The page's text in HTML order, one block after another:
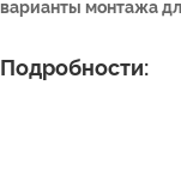
варианты монтажа
Подробности: